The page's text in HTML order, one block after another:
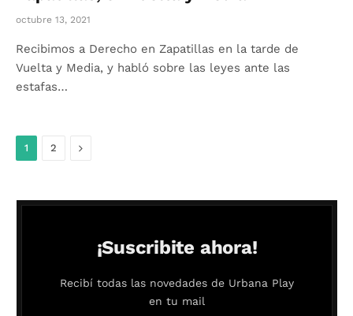
octubre 13, 2021
Recibimos a Derecho en Zapatillas en la tarde de
Vuelta y Media, y habló sobre las leyes ante las
estafas…
1 2 Siguiente
¡Suscribite ahora!
Recibí todas las novedades de Urbana Play
en tu mail